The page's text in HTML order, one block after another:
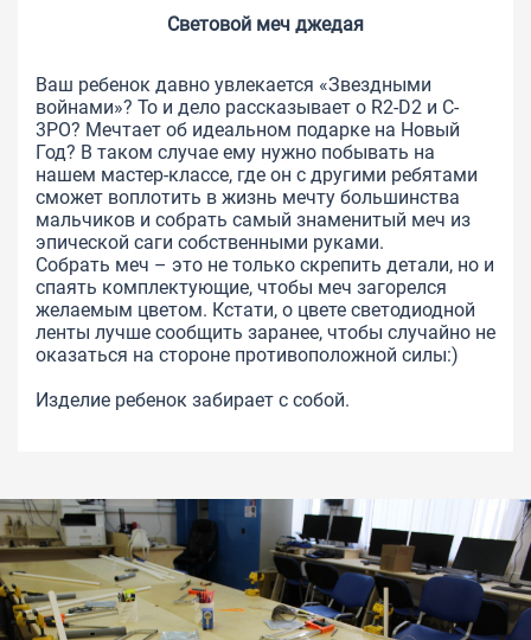
Световой меч джедая
Ваш ребенок давно увлекается «Звездными
войнами»? То и дело рассказывает о R2-D2 и C-
3PO? Мечтает об идеальном подарке на Новый
Год? В таком случае ему нужно побывать на
нашем мастер-классе, где он с другими ребятами
сможет воплотить в жизнь мечту большинства
мальчиков и собрать самый знаменитый меч из
эпической саги собственными руками.
Собрать меч – это не только скрепить детали, но и
спаять комплектующие, чтобы меч загорелся
желаемым цветом. Кстати, о цвете светодиодной
ленты лучше сообщить заранее, чтобы случайно не
оказаться на стороне противоположной силы:)
Изделие ребенок забирает с собой.